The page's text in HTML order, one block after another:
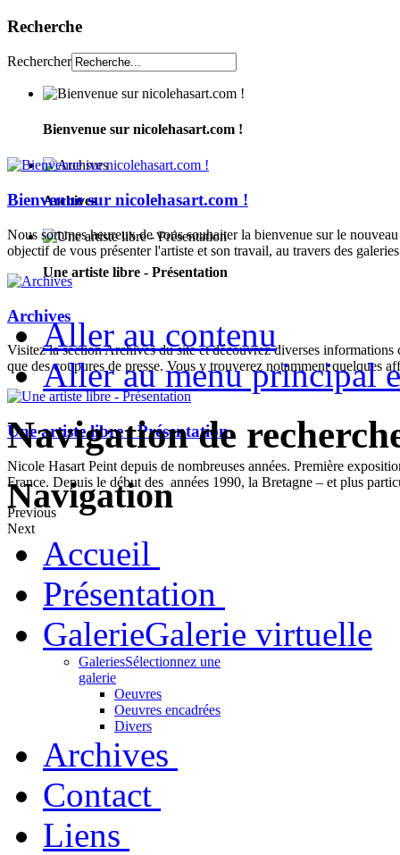
Recherche
Rechercher
Bienvenue sur nicolehasart.com !
Archives
Une artiste libre - Présentation
Bienvenue sur nicolehasart.com !
Nous sommes heureux de vous souhaiter la bienvenue sur le
objectif de vous présenter l'artiste et son travail, au travers des
Archives
Visitez la section Archives du site et découvrez diverses informations
que des coupures de presse. Vous y trouverez notamment quelques
Une artiste libre - Présentation
Nicole Hasart Peint depuis de nombreuses années. Première
France. Depuis le début des années 1990, la Bretagne – et plus
Previous
Next
Aller au contenu
Aller au menu principal
Navigation de
Navigation
Accueil
Présentation
GalerieGalerie virtuelle
GaleriesSélectionnez une
galerie
Oeuvres
Oeuvres encadrées
Divers
Archives
Contact
Liens